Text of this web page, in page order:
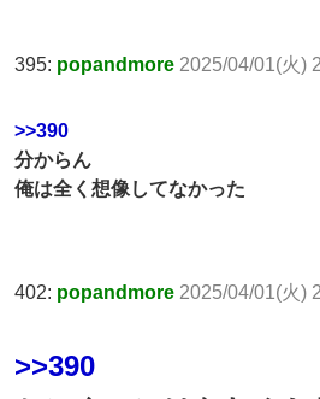
395: popandmore 2025/04/01(火)
>>390
分からん
俺は全く想像してなかった
402: popandmore 2025/04/01(火)
>>390